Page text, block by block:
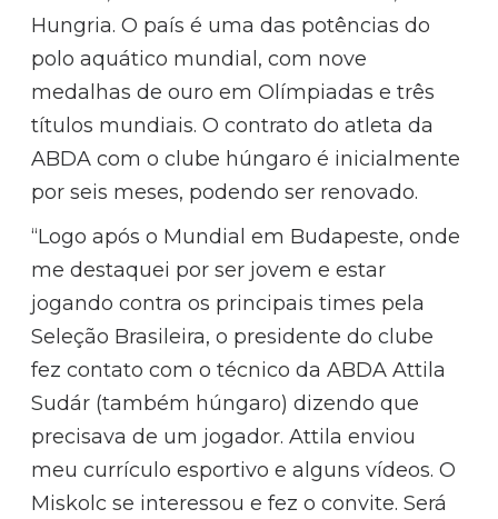
Hungria. O país é uma das potências do
polo aquático mundial, com nove
medalhas de ouro em Olímpiadas e três
títulos mundiais. O contrato do atleta da
ABDA com o clube húngaro é inicialmente
por seis meses, podendo ser renovado.
“Logo após o Mundial em Budapeste, onde
me destaquei por ser jovem e estar
jogando contra os principais times pela
Seleção Brasileira, o presidente do clube
fez contato com o técnico da ABDA Attila
Sudár (também húngaro) dizendo que
precisava de um jogador. Attila enviou
meu currículo esportivo e alguns vídeos. O
Miskolc se interessou e fez o convite. Será